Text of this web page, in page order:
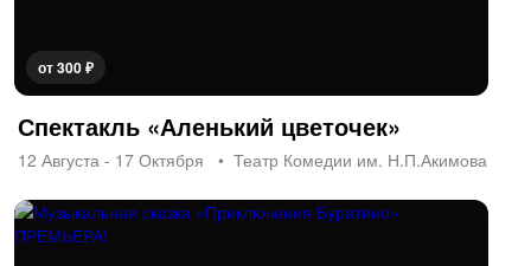
от 300 ₽
Спектакль «Аленький цветочек»
12 Августа - 17 Октября Театр Комедии им. Н.П.Акимова